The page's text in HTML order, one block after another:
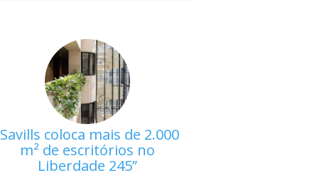
Savills coloca mais de 2.000
m² de escritórios no
Liberdade 245